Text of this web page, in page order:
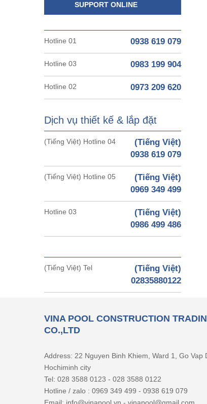
SUPPORT ONLINE
Hotline 01 0938 619 079
Hotline 03 0983 199 904
Hotline 02 0973 209 620
Dịch vụ thiết kế & lắp đặt
(Tiếng Việt) Hotline 04
(Tiếng Việt)
0938 619 079
(Tiếng Việt) Hotline 05
(Tiếng Việt)
0969 349 499
Hotline 03
(Tiếng Việt)
0986 499 486
(Tiếng Việt) Tel
(Tiếng Việt)
02835880122
VINA POOL CONSTRUCTION
CO.,LTD
Address: 22 Nguyen Binh Khiem, Ward 1, Go Vap
Hochiminh city
Tel: 028 3588 0123 - 028 3588 0122
Hotline / zalo : 0969 349 499 - 0938 619 079